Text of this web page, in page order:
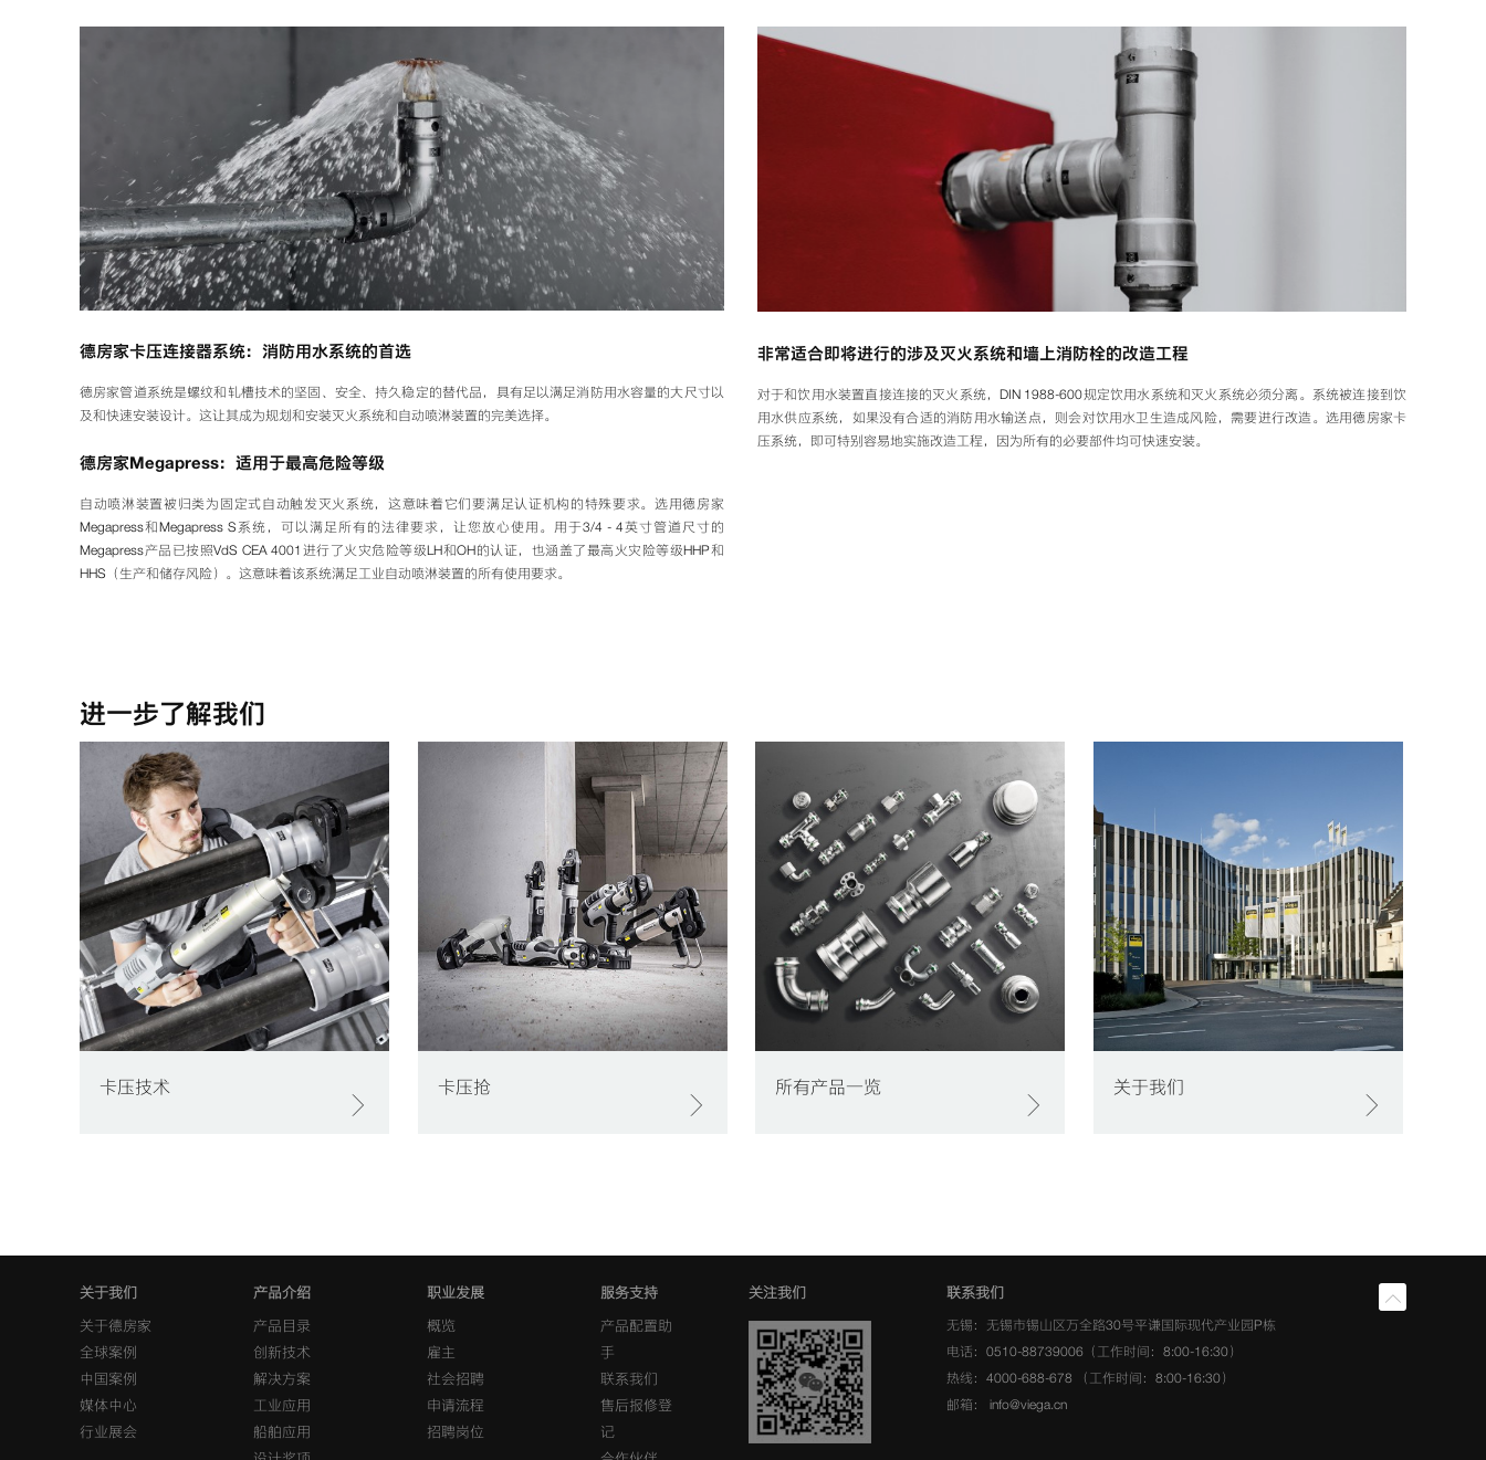
德房家卡压连接器系统：消防用水系统的首选
德房家管道系统是螺纹和轧槽技术的坚固、安全、持久稳定的替代品，具有足以满足消防用水容量的大尺寸以
及和快速安装设计。这让其成为规划和安装灭火系统和自动喷淋装置的完美选择。
德房家Megapress：适用于最高危险等级
自动喷淋装置被归类为固定式自动触发灭火系统，这意味着它们要满足认证机构的特殊要求。选用德房家
Megapress和Megapress S系统，可以满足所有的法律要求，让您放心使用。用于3/4 - 4英寸管道尺寸的
Megapress产品已按照VdS CEA 4001进行了火灾危险等级LH和OH的认证，也涵盖了最高火灾险等级HHP和
HHS（生产和储存风险）。这意味着该系统满足工业自动喷淋装置的所有使用要求。
非常适合即将进行的涉及灭火系统和墙上消防栓的改造工程
对于和饮用水装置直接连接的灭火系统，DIN 1988-600规定饮用水系统和灭火系统必须分离。系统被连接到饮
用水供应系统，如果没有合适的消防用水输送点，则会对饮用水卫生造成风险，需要进行改造。选用德房家卡
压系统，即可特别容易地实施改造工程，因为所有的必要部件均可快速安装。
进一步了解我们
卡压技术 卡压抢 所有产品一览 关于我们
关于我们
关于德房家
全球案例
中国案例
媒体中心
行业展会
产品介绍
产品目录
创新技术
解决方案
工业应用
船舶应用
职业发展
概览
雇主
社会招聘
申请流程
招聘岗位
服务支持
产品配置助
手
联系我们
售后报修登
记
关注我们 联系我们
无锡：无锡市锡山区万全路30号平谦国际现代产业园P栋
电话：0510-88739006（工作时间：8:00-16:30）
热线：4000-688-678 （工作时间：8:00-16:30）
邮箱： info@viega.cn